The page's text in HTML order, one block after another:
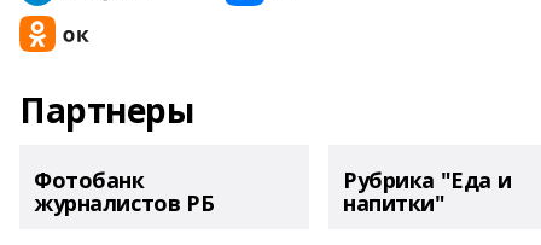
Партнеры
Фотобанк
журналистов РБ
Рубрика "Еда и
напитки"